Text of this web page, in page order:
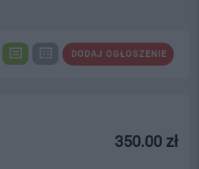
DODAJ OGŁOSZENIE
350.00 zł